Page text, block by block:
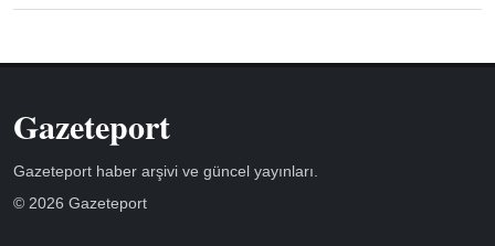
Gazeteport
Gazeteport haber arşivi ve güncel yayınları.
© 2026 Gazeteport